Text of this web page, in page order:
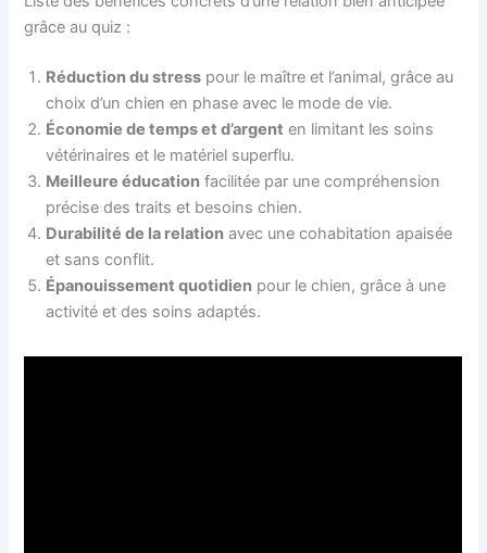
grâce au quiz :
Réduction du stress pour le maître et l’animal, grâce au
choix d’un chien en phase avec le mode de vie.
Économie de temps et d’argent en limitant les soins
vétérinaires et le matériel superflu.
Meilleure éducation facilitée par une compréhension
précise des traits et besoins chien.
Durabilité de la relation avec une cohabitation apaisée
et sans conflit.
Épanouissement quotidien pour le chien, grâce à une
activité et des soins adaptés.